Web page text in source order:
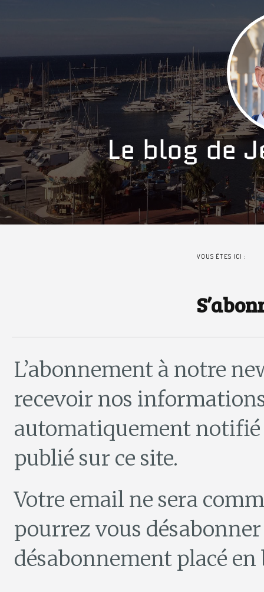
VOUS ÊTES ICI :
L’abonnement à notre
recevoir nos
automatiquement notifié
publié sur ce site.
Votre email ne sera
pourrez vous
désabonnement placé en